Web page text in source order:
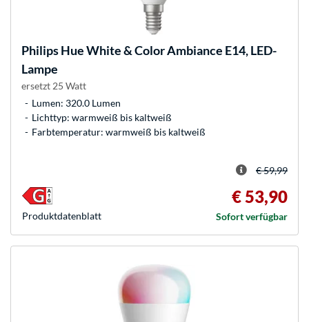
Philips HueWhite & Color Ambiance E14, LED-
Lampe
ersetzt 25 Watt
Lumen: 320.0 Lumen
Lichttyp: warmweiß bis kaltweiß
Farbtemperatur: warmweiß bis kaltweiß
€ 59,99
€ 53,90
Sofort verfügbar
Produkt­datenblatt